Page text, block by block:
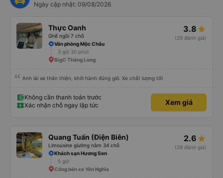
Ngày cập nhật: 09/08/2026
Thực Oanh
Ghế ngồi 7 chỗ
3.8
(29 đánh giá)
Văn phòng Mộc Châu
3 giờ 30 phút
BigC Thăng Long
Anh lái xe thân thiện, khởi hành đúng giờ. Xe chất lượng tốt
Không cần thanh toán trước
Xác nhận chỗ ngay lập tức
Xem giá
Quang Tuấn (Điện Biên)
Limousine giường nằm 34 chỗ
2.6
(29 đánh giá)
Khách sạn Hương Sen
5 giờ
Cổng bến xe Yên Nghĩa